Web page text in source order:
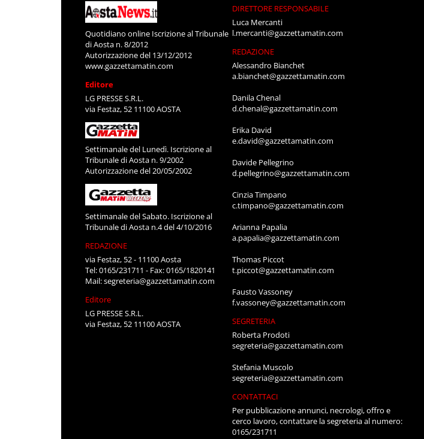
Quotidiano online Iscrizione al Tribunale
di Aosta n. 8/2012
Autorizzazione del 13/12/2012
www.gazzettamatin.com
Editore
LG PRESSE S.R.L.
via Festaz, 52 11100 AOSTA
Settimanale del Lunedì. Iscrizione al
Tribunale di Aosta n. 9/2002
Autorizzazione del 20/05/2002
Settimanale del Sabato. Iscrizione al
Tribunale di Aosta n.4 del 4/10/2016
REDAZIONE
via Festaz, 52 - 11100 Aosta
Tel: 0165/231711 - Fax: 0165/1820141
Mail:segreteria@gazzettamatin.com
Editore
LG PRESSE S.R.L.
via Festaz, 52 11100 AOSTA
DIRETTORE RESPONSABILE
Luca Mercanti
l.mercanti@gazzettamatin.com
REDAZIONE
Alessandro Bianchet
a.bianchet@gazzettamatin.com
Danila Chenal
d.chenal@gazzettamatin.com
Erika David
e.david@gazzettamatin.com
Davide Pellegrino
d.pellegrino@gazzettamatin.com
Cinzia Timpano
c.timpano@gazzettamatin.com
Arianna Papalia
a.papalia@gazzettamatin.com
Thomas Piccot
t.piccot@gazzettamatin.com
Fausto Vassoney
f.vassoney@gazzettamatin.com
SEGRETERIA
Roberta Prodoti
segreteria@gazzettamatin.com
Stefania Muscolo
segreteria@gazzettamatin.com
CONTATTACI
Per pubblicazione annunci, necrologi, offro e
cerco lavoro, contattare la segreteria al numero:
0165/231711